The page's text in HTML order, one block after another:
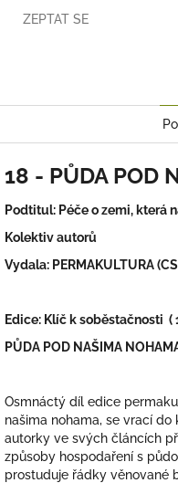
ZEPTAT SE
18 - PŮDA POD
Podtitul: Péče o zemi, která
Kolektiv autorů
Vydala: PERMAKULTURA
Edice: Klíč k soběstačnosti (
PŮDA POD NAŠIMA
Osmnáctý díl edice
našima nohama, se vrací do
autorky ve svých článcích
způsoby hospodaření s
prostuduje řádky věnované